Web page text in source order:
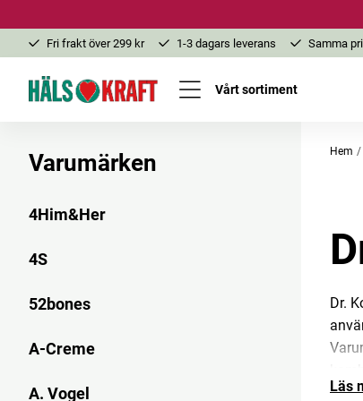
Fri frakt över 299 kr 1-3 dagars leverans Samma
Vårt sortiment
Varumärken
4Him&Her
4S
52bones
A-Creme
A. Vogel
Hem
Dr.
Läs